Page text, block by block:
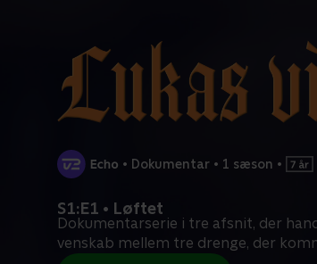
• Dokumentar • 1 sæson •
S1:E1 • Løftet
Dokumentarserie i tre afsnit, der
venskab mellem tre drenge, der